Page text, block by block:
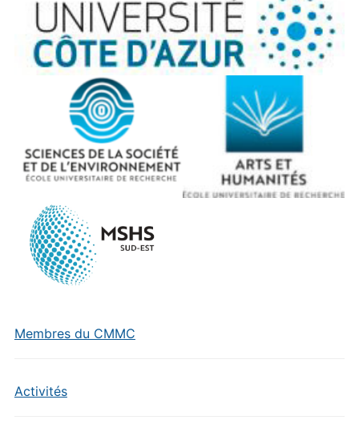
Membres du CMMC
Activités